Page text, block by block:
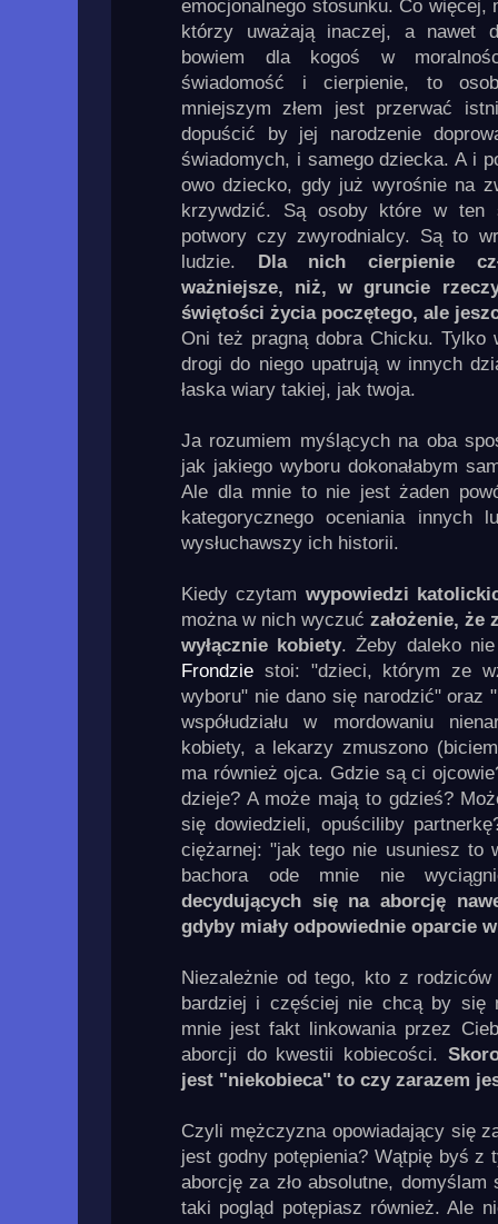
emocjonalnego stosunku. Co
którzy uważają inaczej, a nawet
bowiem dla kogoś w
świadomość i cierpienie, to
mniejszym złem jest przerwać
dopuścić by jej narodzenie
świadomych, i samego dziecka. A i
owo dziecko, gdy już wyrośnie na
krzywdzić. Są osoby które w ten
potwory czy zwyrodnialcy. Są to
ludzie. Dla nich cierpienie
ważniejsze, niż, w gruncie
świętości życia poczętego, ale
Oni też pragną dobra Chicku.
drogi do niego upatrują w innych
łaska wiary takiej, jak twoja.
Ja rozumiem myślących na oba
jak jakiego wyboru dokonałabym
Ale dla mnie to nie jest żaden
kategorycznego oceniania innych
wysłuchawszy ich historii.
Kiedy czytam wypowiedzi
można w nich wyczuć założenie, że
wyłącznie kobiety. Żeby daleko
Frondzie stoi: "dzieci, którym ze
wyboru" nie dano się narodzić" oraz
współudziału w mordowaniu
kobiety, a lekarzy zmuszono
ma również ojca. Gdzie są ci
dzieje? A może mają to gdzieś?
się dowiedzieli, opuściliby
ciężarnej: "jak tego nie usuniesz to
bachora ode mnie nie
decydujących się na aborcję
gdyby miały odpowiednie oparcie
Niezależnie od tego, kto z
bardziej i częściej nie chcą by się
mnie jest fakt linkowania przez
aborcji do kwestii kobiecości.
jest "niekobieca" to czy zarazem
Czyli mężczyzna opowiadający się
jest godny potępienia? Wątpię byś z
aborcję za zło absolutne,
taki pogląd potępiasz również. Ale